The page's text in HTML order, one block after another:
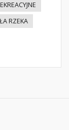
RZEKA